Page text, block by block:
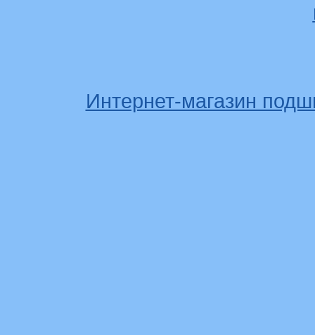
Интернет-магазин